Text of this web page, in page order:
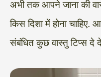
अभी तक आपने जाना की
किस दिशा में होना
संबंधित कुछ वास्तु टिप्स दे